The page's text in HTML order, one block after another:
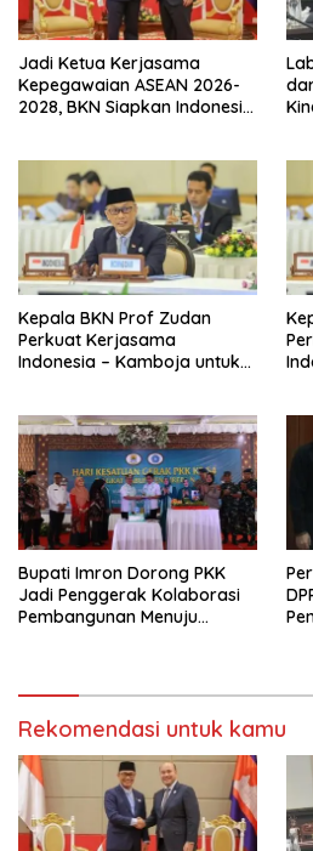
Jadi Ketua Kerjasama
Kepegawaian ASEAN 2026-
2028, BKN Siapkan Indonesia
Kepala BKN Prof Zudan
Perkuat Kerjasama
Indonesia – Kamboja untuk
Bupati Imron Dorong PKK
Jadi Penggerak Kolaborasi
Pembangunan Menuju
Rekomendasi untuk kamu